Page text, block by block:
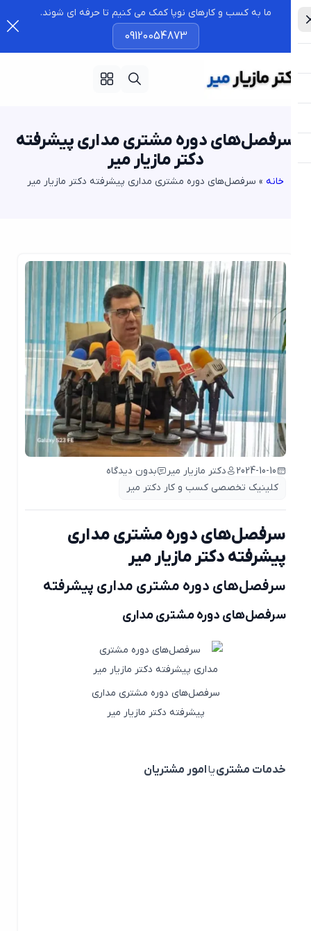
ما به کسب و کارهای نوپا کمک می کنیم تا حرفه ای شوند.
09120054873
دوره مشتری مداری پیشرفته
دکتر مازیار میر
»سرفصل‌های دوره مشتری مداری پیشرفته دکتر مازیار میر
2024-10-10 دکتر مازیار میر
بدون دیدگاه
کلینیک تخصصی کسب و کار دکتر میر
سرفصل‌های دوره مشتری مداری
پیشرفته دکتر مازیار میر
سرفصل‌های دوره مشتری مداری پیشرفته
سرفصل‌های دوره مشتری مداری
سرفصل‌های دوره مشتری مداری
پیشرفته دکتر مازیار میر
خدمات مشترییاامور مشتریان